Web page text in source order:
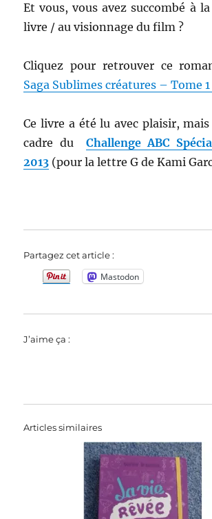
Et vous, vous avez succombé à
livre / au visionnage du film ?
Cliquez pour retrouver ce
Saga Sublimes créatures – Tome
Ce livre a été lu avec plaisir,
cadre du
Challenge ABC
2013 (pour la lettre G de Kami
Partagez cet article :
Mastodon
J’aime ça :
Articles similaires